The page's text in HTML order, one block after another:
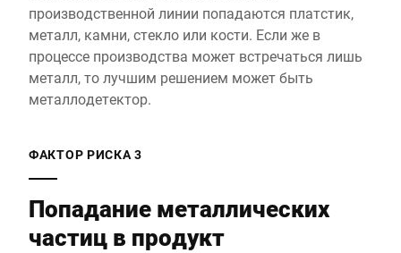
производственной линии попадаются платстик,
металл, камни, стекло или кости. Если же в
процессе производства может встречаться лишь
металл, то лучшим решением может быть
металлодетектор.
ФАКТОР РИСКА 3
Попадание металлических
частиц в продукт